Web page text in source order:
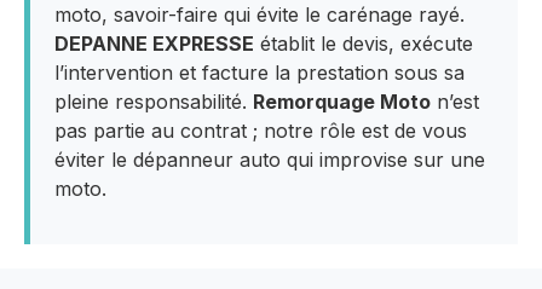
moto, savoir-faire qui évite le carénage rayé.
DEPANNE EXPRESSE établit le devis, exécute
l’intervention et facture la prestation sous sa
pleine responsabilité. Remorquage Moto n’est
pas partie au contrat ; notre rôle est de vous
éviter le dépanneur auto qui improvise sur une
moto.